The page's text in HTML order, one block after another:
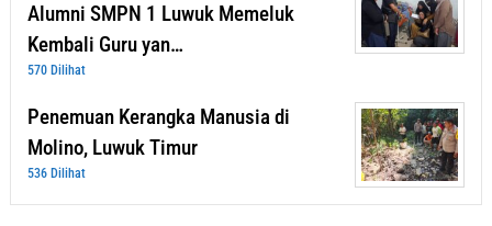
Alumni SMPN 1 Luwuk Memeluk
Kembali Guru yan…
570 Dilihat
Penemuan Kerangka Manusia di
Molino, Luwuk Timur
536 Dilihat